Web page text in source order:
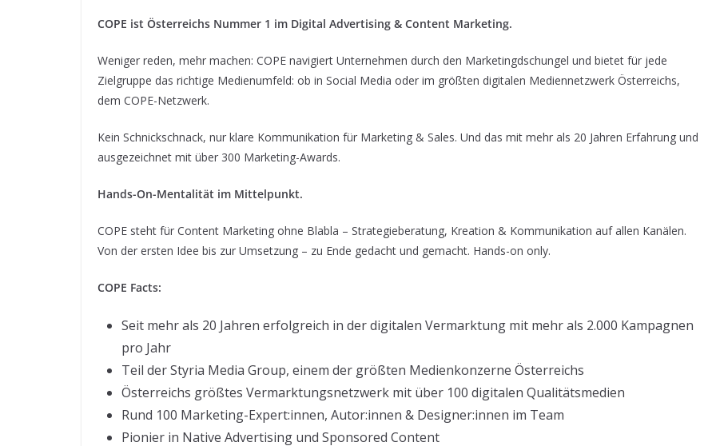
COPE ist Österreichs Nummer 1 im Digital Advertising & Content Marketing.
Weniger reden, mehr machen: COPE navigiert Unternehmen durch den Marketingdschungel und bietet für jede
Zielgruppe das richtige Medienumfeld: ob in Social Media oder im größten digitalen Mediennetzwerk Österreichs,
dem COPE-Netzwerk.
Kein Schnickschnack, nur klare Kommunikation für Marketing & Sales. Und das mit mehr als 20 Jahren Erfahrung und
ausgezeichnet mit über 300 Marketing-Awards.
Hands-On-Mentalität im Mittelpunkt.
COPE steht für Content Marketing ohne Blabla – Strategieberatung, Kreation & Kommunikation auf allen Kanälen.
Von der ersten Idee bis zur Umsetzung – zu Ende gedacht und gemacht. Hands-on only.
COPE Facts:
Seit mehr als 20 Jahren erfolgreich in der digitalen Vermarktung mit mehr als 2.000 Kampagnen
pro Jahr
Teil der Styria Media Group, einem der größten Medienkonzerne Österreichs
Österreichs größtes Vermarktungsnetzwerk mit über 100 digitalen Qualitätsmedien
Rund 100 Marketing-Expert:innen, Autor:innen & Designer:innen im Team
Pionier in Native Advertising und Sponsored Content